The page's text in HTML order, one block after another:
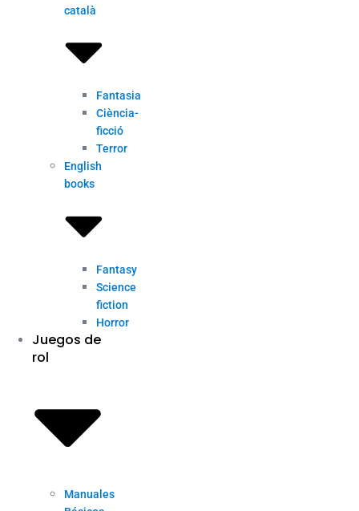
català
Fantasia
Ciència-
ficció
Terror
English
books
Fantasy
Science
fiction
Horror
Juegos de
rol
Manuales